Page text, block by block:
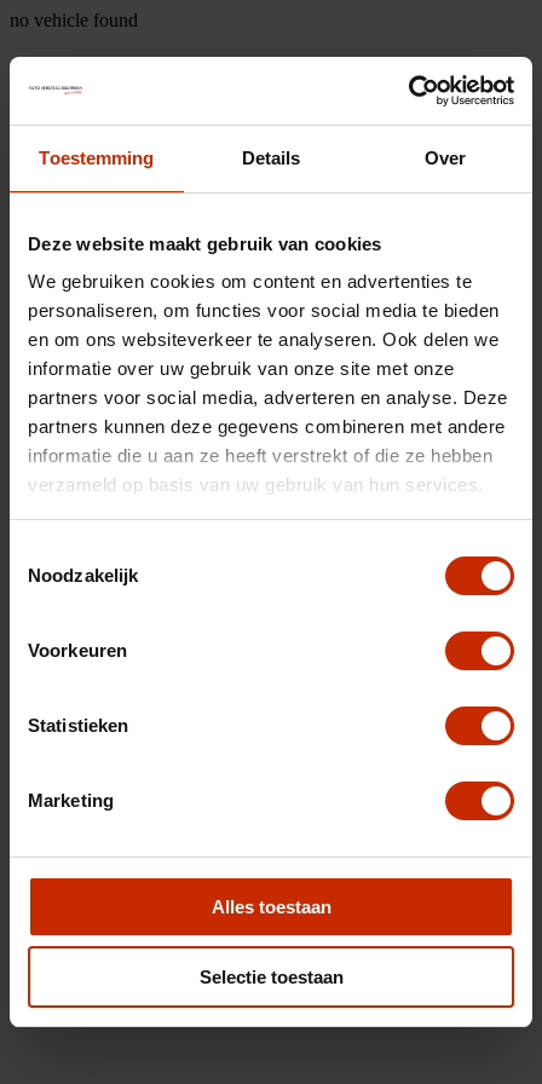
Toestemming Details Over
Deze website maakt gebruik van cookies
We gebruiken cookies om content en advertenties te
personaliseren, om functies voor social media te bieden
en om ons websiteverkeer te analyseren. Ook delen we
informatie over uw gebruik van onze site met onze
partners voor social media, adverteren en analyse. Deze
partners kunnen deze gegevens combineren met andere
informatie die u aan ze heeft verstrekt of die ze hebben
verzameld op basis van uw gebruik van hun services.
Noodzakelijk
Voorkeuren
Statistieken
Marketing
Alles toestaan
Selectie toestaan
no vehicle found